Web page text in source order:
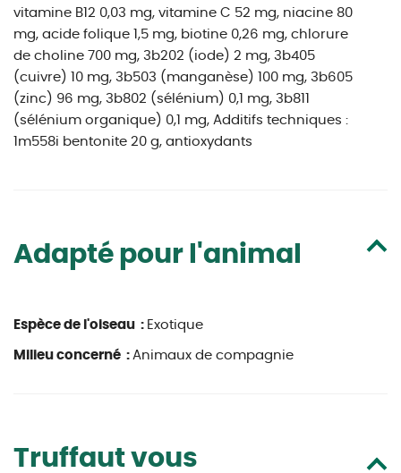
vitamine B12 0,03 mg, vitamine C 52 mg, niacine 80
mg, acide folique 1,5 mg, biotine 0,26 mg, chlorure
de choline 700 mg, 3b202 (iode) 2 mg, 3b405
(cuivre) 10 mg, 3b503 (manganèse) 100 mg, 3b605
(zinc) 96 mg, 3b802 (sélénium) 0,1 mg, 3b811
(sélénium organique) 0,1 mg, Additifs techniques :
1m558i bentonite 20 g, antioxydants
Adapté pour l'animal
Espèce de l'oiseau : Exotique
Milieu concerné : Animaux de compagnie
Truffaut vous